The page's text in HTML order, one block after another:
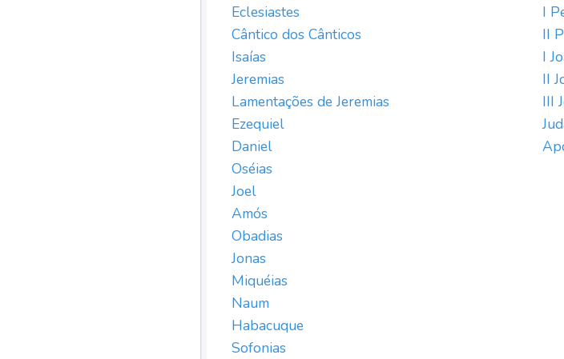
Eclesiastes
Cântico dos Cânticos
Isaías
Jeremias
Lamentações de Jeremias
Ezequiel
Daniel
Oséias
Joel
Amós
Obadias
Jonas
Miquéias
Naum
Habacuque
Sofonias
I
II
I
II
III